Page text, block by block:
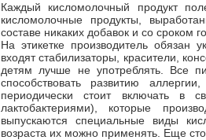
Каждый кисломолочный продукт
кисломолочные продукты,
составе никаких добавок и со сроком
На этикетке производитель обязан
входят стабилизаторы, красители,
детям лучше не употреблять. Все
способствовать развитию
периодически стоит включать
лактобактериями), которые
выпускаются специальные виды
возраста их можно применять. Еще